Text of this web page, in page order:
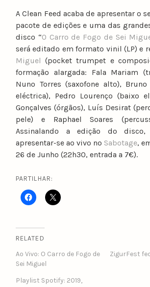
A Clean Feed acaba de apresentar o
pacote de edições e uma das
disco “O Carro de Fogo de Sei
será editado em formato vinil (LP) e
Miguel (pocket trumpet e
formação alargada: Fala Mariam
Nuno Torres (saxofone alto),
eléctrica), Pedro Lourenço (baixo
Gonçalves (órgãos), Luís Desirat
pele) e Raphael Soares
Assinalando a edição do
apresentar-se ao vivo no Sabotage,
26 de Junho (22h30, entrada a 7€).
PARTILHAR:
RELATED
Ao Vivo: O Carro de Fogo de
Sei Miguel
ZigurFest
Playlist Spotify: 2019,